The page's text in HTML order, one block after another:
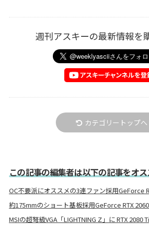
週刊アスキーの最新情報を
カテゴリートップへ
この記事の編集者は以下の記事をオ
OC不要派にオススメの3連ファン採用GeForce
約175mmのショート基板採用GeForce RTX
MSIの超弩級VGA「LIGHTNING Z」に RTX 2080